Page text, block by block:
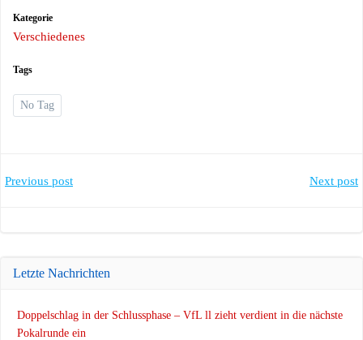
Kategorie
Verschiedenes
Tags
No Tag
Post
Previous post Next post
Letzte Nachrichten
Doppelschlag in der Schlussphase – VfL ll zieht verdient in die nächste
Pokalrunde ein